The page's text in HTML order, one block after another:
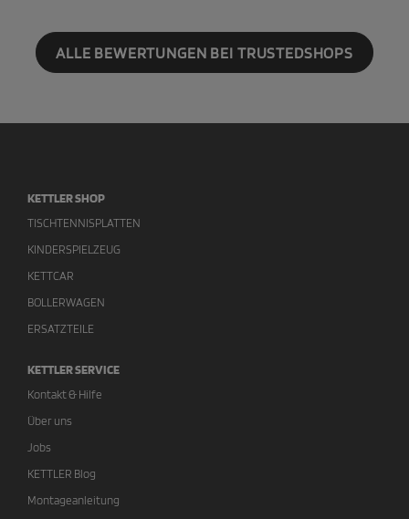
ALLE BEWERTUNGEN BEI TRUSTEDSHOPS
KETTLER SHOP
TISCHTENNISPLATTEN
KINDERSPIELZEUG
KETTCAR
BOLLERWAGEN
ERSATZTEILE
KETTLER SERVICE
Kontakt & Hilfe
Über uns
Jobs
KETTLER Blog
Montageanleitung